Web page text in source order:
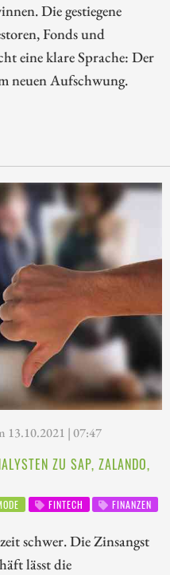
Die gestiegene
Fonds und
eine klare Sprache: Der
neuen Aufschwung.
13.10.2021 | 07:47
ZU SAP, ZALANDO,
FINTECH
FINANZEN
schwer. Die Zinsangst
lässt die